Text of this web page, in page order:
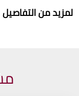
لمزيد من التفاصيل